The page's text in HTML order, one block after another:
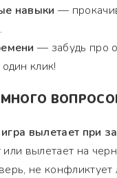
навыки —
— забудь про
клик!
вылетает при
или вылетает на
не